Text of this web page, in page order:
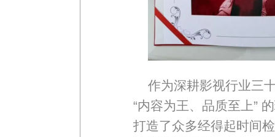
作为深耕影视行业三
“内容为王、品质至上”
打造了众多经得起时间